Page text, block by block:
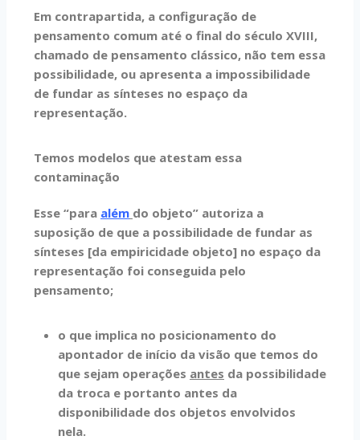
Em contrapartida, a configuração de
pensamento comum até o final do século XVIII,
chamado de pensamento clássico, não tem essa
possibilidade, ou apresenta a impossibilidade
de fundar as sínteses no espaço da
representação.
Temos modelos que atestam essa
contaminação
Esse “para além do objeto” autoriza a
suposição de que a possibilidade de fundar as
sínteses [da empiricidade objeto] no espaço da
representação foi conseguida pelo
pensamento;
o que implica no posicionamento do
apontador de início da visão que temos do
que sejam operações antes da possibilidade
da troca e portanto antes da
disponibilidade dos objetos envolvidos
nela.